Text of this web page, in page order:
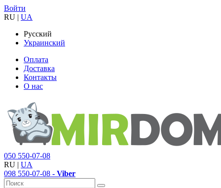
Войти
RU | UA
Русский
Украинский
Оплата
Доставка
Контакты
О нас
050 550-07-08
RU | UA
098 550-07-08 - Viber